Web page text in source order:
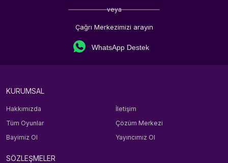
veya
Çağrı Merkezimizi arayın
WhatsApp Destek
KURUMSAL
Hakkımızda
İletişim
Tüm Oyunlar
Çözüm Merkezi
Bayimiz Ol
Yayıncımız Ol
SÖZLEŞMELER